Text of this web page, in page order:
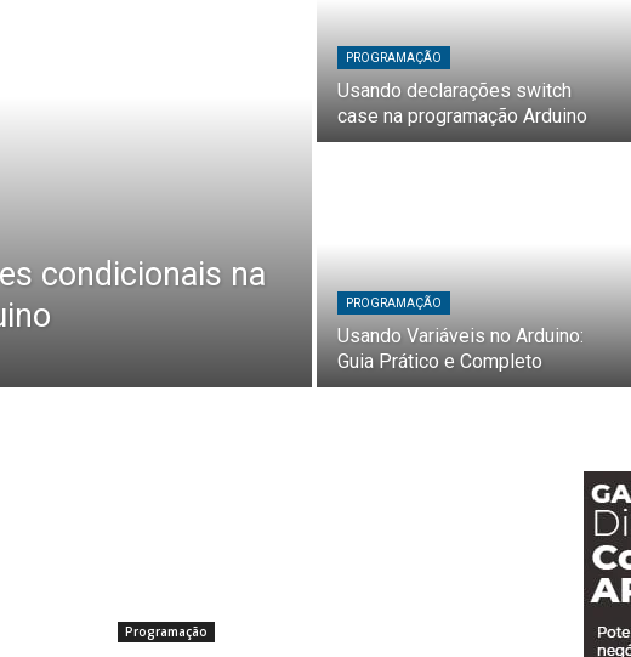
condicionais na
PROGRAMAÇÃO
Usando declarações switch
case na programação Arduino
PROGRAMAÇÃO
Usando Variáveis no Arduino:
Guia Prático e Completo
Programação